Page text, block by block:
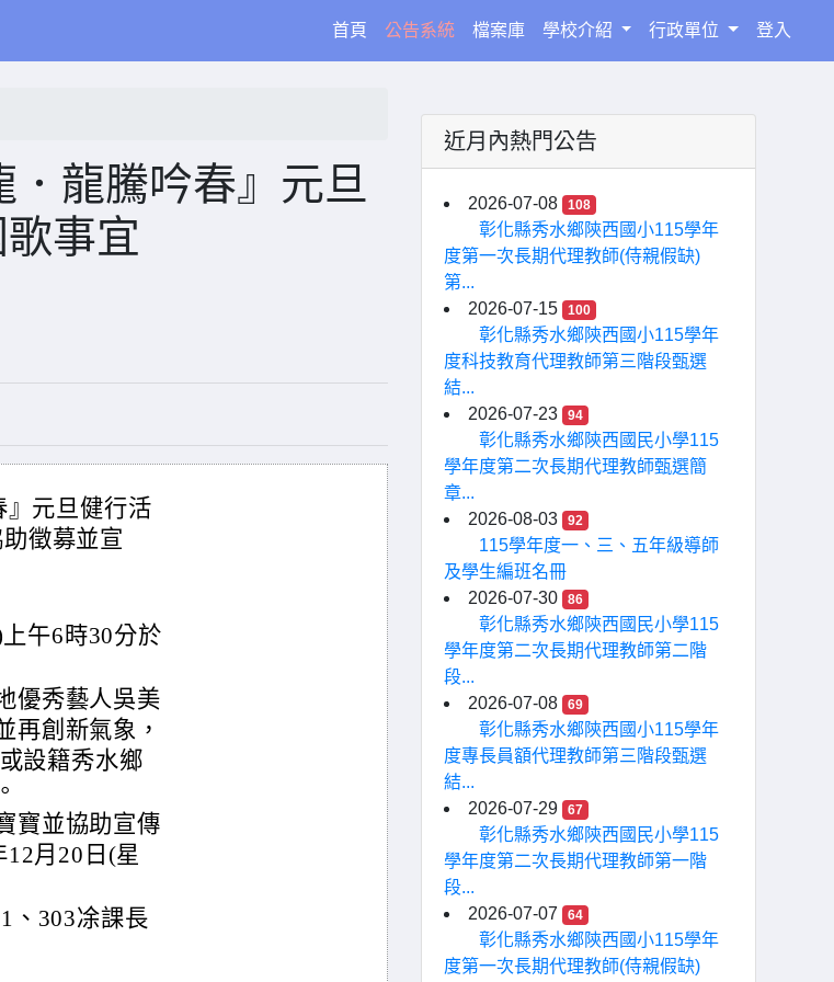
首頁(current)
公告系統 檔案庫 學校介紹 行政單位 登入
龍騰吟春』元旦
事宜
』元旦健行活
徵募並宣
午6時30分於
優秀藝人吳美
再創新氣象，
設籍秀水鄉
寶並協助宣傳
月20日(星
、303凃課長
近月內熱門公告
2026-07-08 108
彰化縣秀水鄉陝西國小115學年
度第一次長期代理教師(侍親假缺)
第...
2026-07-15
100
彰化縣秀水鄉陝西國小115學年
度科技教育代理教師第三階段甄選
結...
2026-07-23
94
彰化縣秀水鄉陝西國民小學115
學年度第二次長期代理教師甄選簡
章...
2026-08-03
92
115學年度一、三、五年級導師
及學生編班名冊
2026-07-30
86
彰化縣秀水鄉陝西國民小學115
學年度第二次長期代理教師第二階
段...
2026-07-08
69
彰化縣秀水鄉陝西國小115學年
度專長員額代理教師第三階段甄選
結...
2026-07-29
67
彰化縣秀水鄉陝西國民小學115
學年度第二次長期代理教師第一階
段...
2026-07-07
64
彰化縣秀水鄉陝西國小115學年
度第一次長期代理教師(侍親假缺)